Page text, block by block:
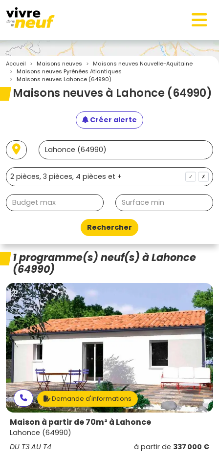
Accueil Maisons neuves
Maisons neuves Nouvelle-Aquitaine
Maisons neuves Pyrénées Atlantiques
Maisons neuves Lahonce (64990)
Maisons neuves à Lahonce (64990)
Créer alerte
✓ ✗
Rechercher
1 programme(s) neuf(s) à Lahonce
(64990)
Demande d'informations
Maison à partir de 70m² à Lahonce
Lahonce (64990)
DU T3 AU T4
à partir de 337 000 €